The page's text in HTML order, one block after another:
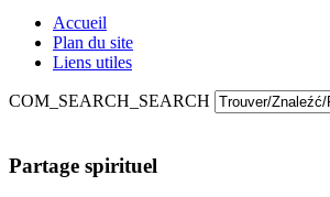
Accueil
Plan du site
Liens utiles
COM_SEARCH_SEARCH
Partage spirituel